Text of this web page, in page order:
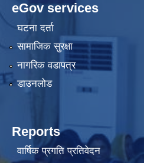
eGov services
घटना दर्ता
सामाजिक सुरक्षा
नागरिक वडापत्र
डाउनलोड
Reports
वार्षिक प्रगति प्रतिवेदन